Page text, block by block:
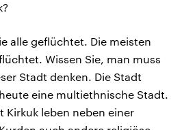
alle geflüchtet. Die meisten
Wissen Sie, man muss
Stadt denken. Die Stadt
eine multiethnische Stadt.
Kirkuk leben neben einer